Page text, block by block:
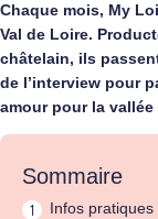
Chaque mois, My
Val de Loire.
châtelain, ils
de l’interview pour
amour pour la vallée
Sommaire
Infos pratiques